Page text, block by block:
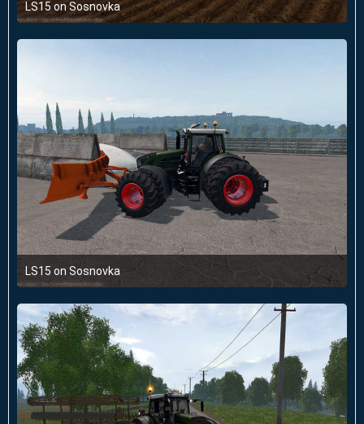
LS15 on Sosnovka
16. Januar 2016 um 23:41
LS15 on Sosnovka
16. Januar 2016 um 23:41